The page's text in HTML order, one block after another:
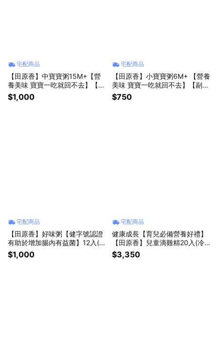
宅配商品
【田原香】中寶寶粥15M+【營
養美味 寶寶一吃就回不去】【副
食品爸媽神隊友】(冷凍品)
$1,000
宅配商品
【田原香】小寶寶粥6M+ 【營養
美味 寶寶一吃就回不去】【副食
品爸媽神隊友】(冷凍品)
$750
宅配商品
【田原香】好味粥【健字號認證
有助於增加腸內有益菌】12入(林
志玲愛用款)(冷凍品)
$1,000
宅配商品
健康成長【育兒必備營養好禮】
【田原香】兒童滴雞精20入(冷
凍品)【開胃助攻生長期】
$3,350